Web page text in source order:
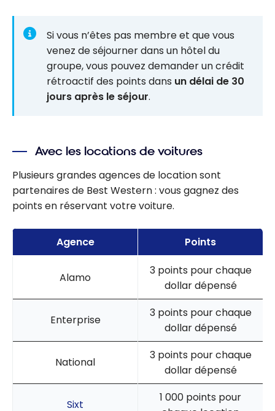
Si vous n’êtes pas membre et que vous
venez de séjourner dans un hôtel du
groupe, vous pouvez demander un crédit
rétroactif des points dans un délai de 30
jours après le séjour.
Avec les locations de voitures
Plusieurs grandes agences de location sont
partenaires de Best Western : vous gagnez des
points en réservant votre voiture.
Agence Points
Alamo
3 points pour chaque
dollar dépensé
Enterprise
3 points pour chaque
dollar dépensé
National
3 points pour chaque
dollar dépensé
Sixt
1 000 points pour